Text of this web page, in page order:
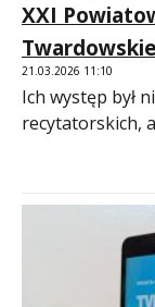
XXI
21.03.2026 11:10
Ich występ był
recytatorskich,